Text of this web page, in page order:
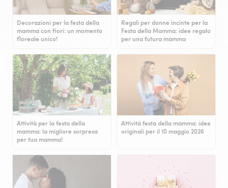
Decorazioni per la festa della
mamma con fiori: un momento
floreale unico!
Regali per donne incinte per la
Festa della Mamma: idee regalo
per una futura mamma
Attività per la festa della
mamma: la migliore sorpresa
per tua mamma!
Attività festa della mamma: idee
originali per il 10 maggio 2026